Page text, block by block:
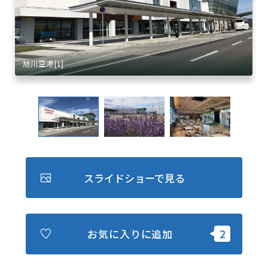
キュンちゃんオンラインショップ
北海道はやわかり
旅のテーマで探す
7つの国立公園
さっぽろ圏e旅ギフトスライドショーで見る
お気に入りに追加